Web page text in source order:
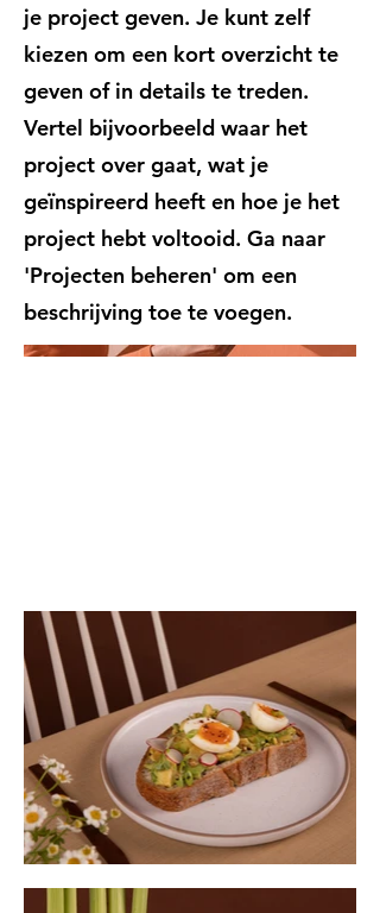
je project geven. Je kunt zelf
kiezen om een kort overzicht te
geven of in details te treden.
Vertel bijvoorbeeld waar het
project over gaat, wat je
geïnspireerd heeft en hoe je het
project hebt voltooid. Ga naar
'Projecten beheren' om een
beschrijving toe te voegen.